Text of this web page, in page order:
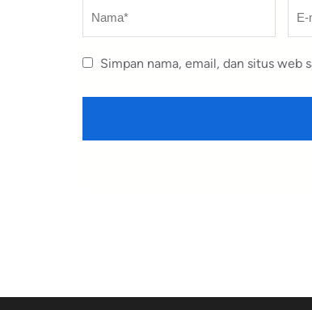
Nama
E-
mail
Simpan nama, email, dan situs web